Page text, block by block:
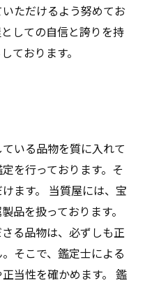
ただけるよう努めてお
しての自信と誇りを持
ております。
いる品物を質に入れて
を行っております。そ
ます。 当質屋には、宝
品を扱っております。
る品物は、必ずしも正
そこで、鑑定士による
当性を確かめます。 鑑